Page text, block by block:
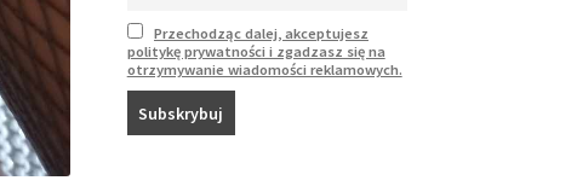
Przechodząc dalej, akceptujesz
politykę prywatności i zgadzasz się na
otrzymywanie wiadomości reklamowych.